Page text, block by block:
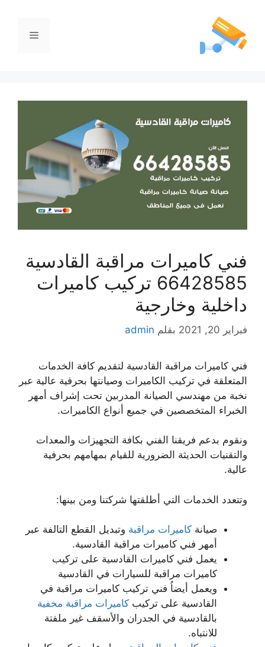
فني كاميرات مراقبة القادسية
66428585 تركيب كاميرات
داخلية وخارجية
فبراير 20, 2021 بقلم admin
فني كاميرات مراقبة القادسية لتقديم كافة الخدمات
المتعلقة في تركيب الكاميرات وصيانتها بحرفية عالية عبر
نخبة من مهندسي الصيانة المدربين تحت إشراف أمهر
الخبراء المتخصصين في جميع أنواع الكاميرات.
ونقوم بدعم فريقنا الفني بكافة التجهيزات والمعدات
والتقنيات الحديثة الضرورية للقيام بمهامهم بحرفية
عالية.
وتتعدد الخدمات التي أطلقتها شركتنا ومن بينها:
صيانة كاميرات مراقبة وتبديل القطع التالفة عبر
أمهر فني كاميرات مراقبة القادسية.
يعمل فني كاميرات القادسية على تركيب
كاميرات مراقبة للسيارات في القادسية
ويعمل أيضاُ فني تركيب كاميرات مراقبة في
القادسية على تركيب كاميرات مراقبة مخفية
بالقادسية في الجدران والأسقف غير ملفتة
للانتباه.